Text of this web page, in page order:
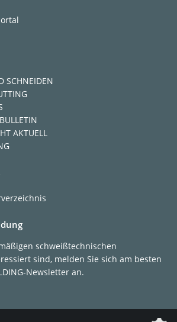
SCHNEIDEN
AKTUELL
schweißtechnischen
sind, melden Sie sich am besten
Newsletter an.